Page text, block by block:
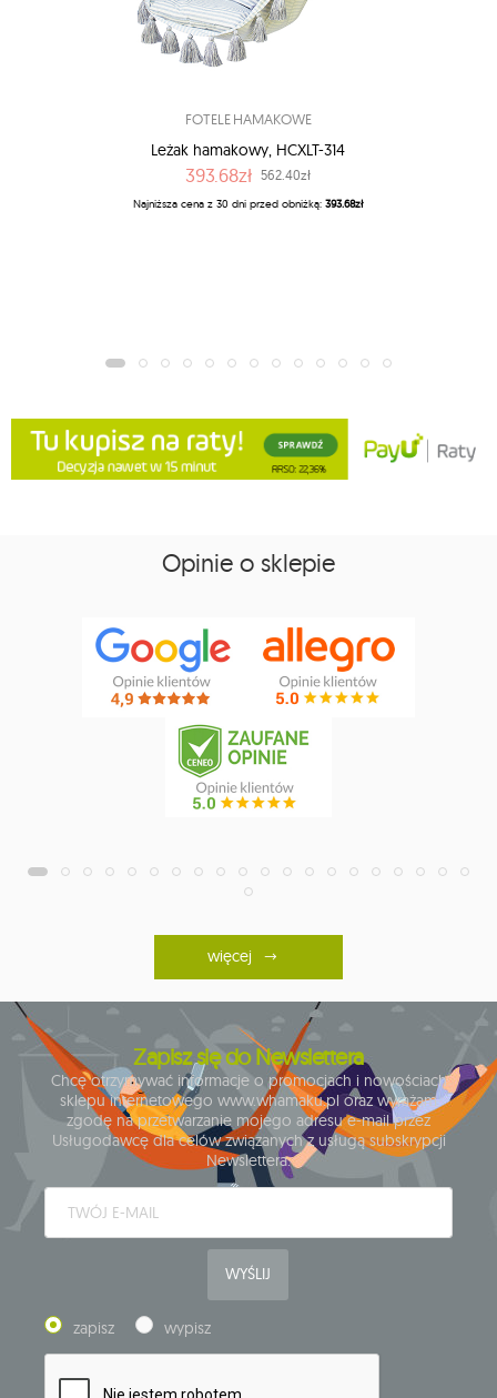
FOTELE HAMAKOWE
Leżak hamakowy, HCXLT-314
393.68zł 562.40zł
Najniższa cena z 30 dni przed obniżką: 393.68zł
Opinie o sklepie
więcej
Zapisz się do Newslettera
Chcę otrzymywać informacje o promocjach i nowościach
sklepu internetowego www.whamaku.pl oraz wyrażam
zgodę na przetwarzanie mojego adresu e-mail przez
Usługodawcę dla celów związanych z usługą subskrypcji
Newslettera.
WYŚLIJ
zapisz wypisz